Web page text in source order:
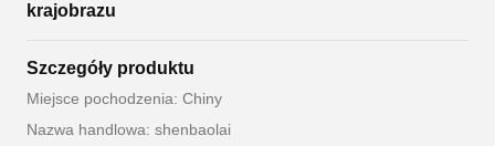
krajobrazu
Szczegóły produktu
Miejsce pochodzenia: Chiny
Nazwa handlowa: shenbaolai